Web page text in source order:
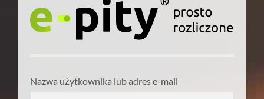
Nazwa użytkownika lub adres e-mail